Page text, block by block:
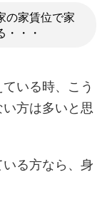
の家賃位で家
・・
いる時、こう
方は多いと思
る方なら、身